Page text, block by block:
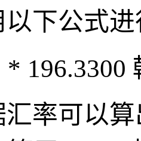
下公式
* 196.3300
率可以